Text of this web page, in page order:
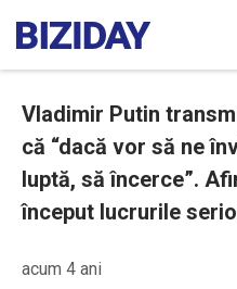
Vladimir Putin
că “dacă vor să ne
luptă, să încerce”.
început lucrurile
acum 4 ani